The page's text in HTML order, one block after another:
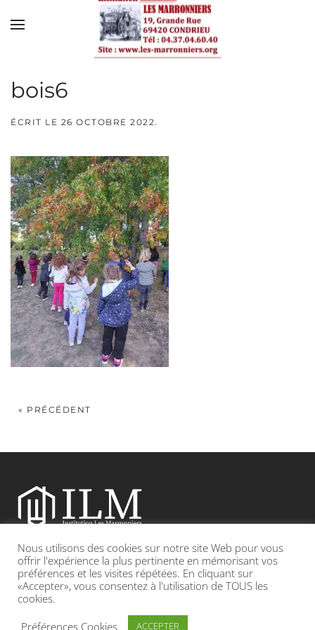
Skip to main content
bois6
ÉCRIT LE 26 OCTOBRE 2022.
« PRÉCÉDENT
Etablissement catholique sous contrat d’association avec l’Etat
Adresse : 19, Grande rue 69420 CONDRIEU
INFOS LÉGALES POLITIQUE DE CONFIDENTIALITÉ
Nous utilisons des cookies sur notre site Web pour vous
offrir l'expérience la plus pertinente en mémorisant vos
préférences et les visites répétées. En cliquant sur
«Accepter», vous consentez à l'utilisation de TOUS les
cookies.
Préférences Cookies
ACCEPTER